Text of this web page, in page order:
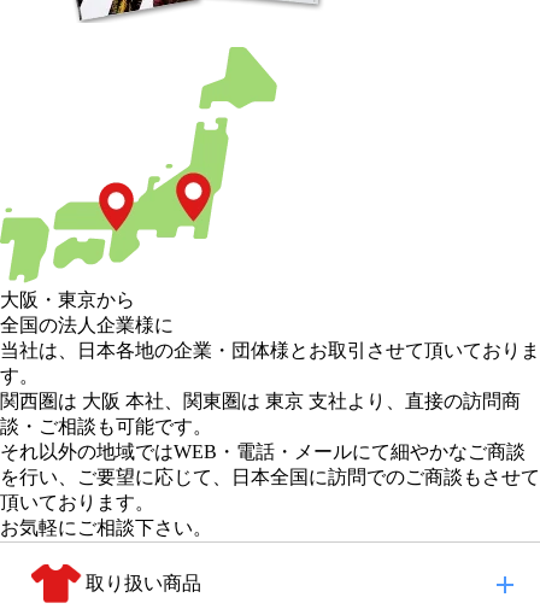
大阪 ・ 東京から
全国の法人企業様に
当社は、日本各地の企業・団体様とお取引させて頂いておりま
す。
関西圏は 大阪 本社、 関東圏は 東京 支社より、直接の訪問商
談・ご相談も可能です。
それ以外の地域ではWEB・電話・メールにて細やかなご商談
を行い、
ご要望に応じて、日本全国に訪問でのご商談もさせて
頂いております。
お気軽にご相談下さい。
取り扱い商品